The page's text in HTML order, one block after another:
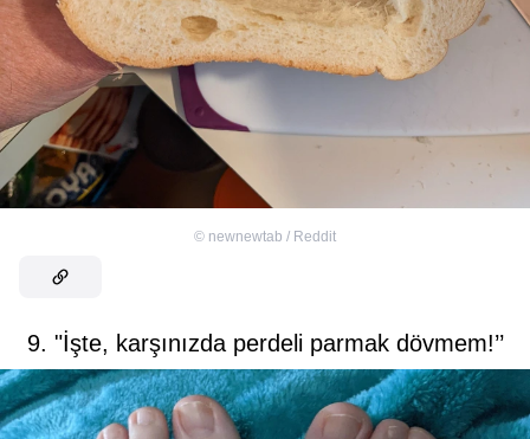
© newnewtab / Reddit
9. "İşte, karşınızda perdeli parmak dövmem!’’